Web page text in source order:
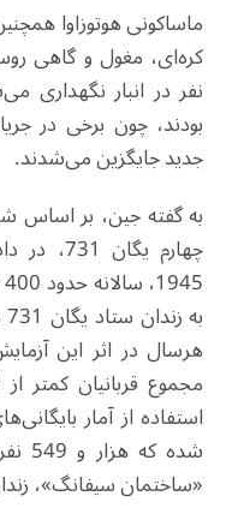
ماساکونی هوتوزاوا
بودند، چون برخی در
جدید جایگزین می‌شدند.
به گفته جین، بر
هرسال در اثر این
استفاده از آمار
«ساختمان سیفانگ»، زندان ویژه یگان